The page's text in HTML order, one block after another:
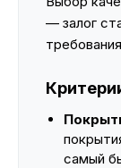
— залог
самый